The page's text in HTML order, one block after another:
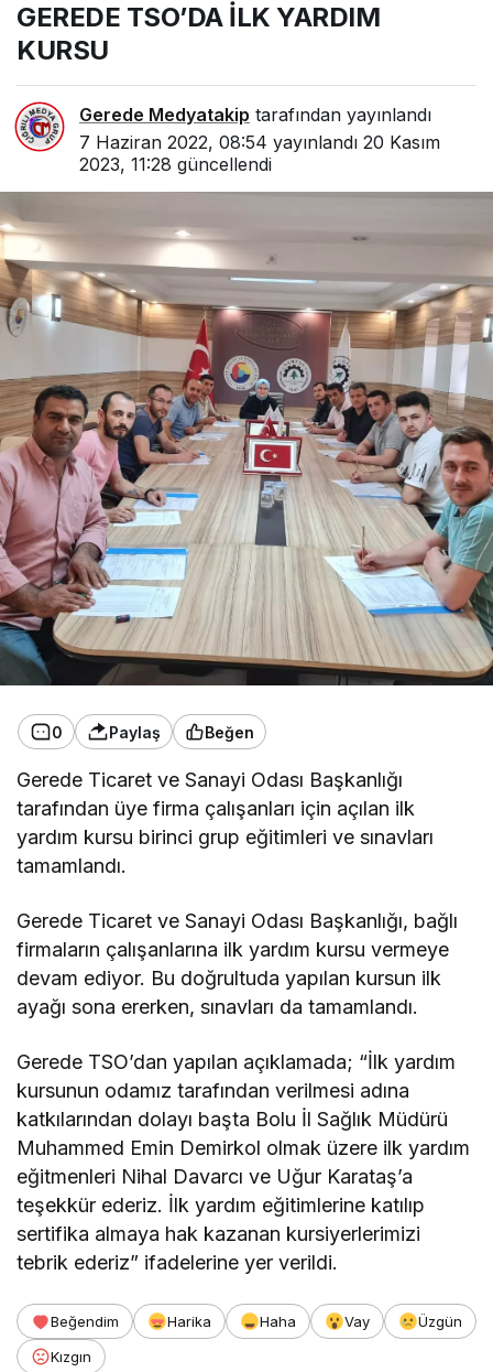
GEREDE TSO’DA İLK YARDIM
KURSU
Gerede Medyatakip tarafından yayınlandı
7 Haziran 2022, 08:54 yayınlandı 20 Kasım
2023, 11:28 güncellendi
0 Paylaş Beğen
Gerede Ticaret ve Sanayi Odası Başkanlığı
tarafından üye firma çalışanları için açılan ilk
yardım kursu birinci grup eğitimleri ve sınavları
tamamlandı.
Gerede Ticaret ve Sanayi Odası Başkanlığı, bağlı
firmaların çalışanlarına ilk yardım kursu vermeye
devam ediyor. Bu doğrultuda yapılan kursun ilk
ayağı sona ererken, sınavları da tamamlandı.
Gerede TSO’dan yapılan açıklamada; “İlk yardım
kursunun odamız tarafından verilmesi adına
katkılarından dolayı başta Bolu İl Sağlık Müdürü
Muhammed Emin Demirkol olmak üzere ilk yardım
eğitmenleri Nihal Davarcı ve Uğur Karataş’a
teşekkür ederiz. İlk yardım eğitimlerine katılıp
sertifika almaya hak kazanan kursiyerlerimizi
tebrik ederiz” ifadelerine yer verildi.
Beğendim Harika Haha Vay
Üzgün
Kızgın